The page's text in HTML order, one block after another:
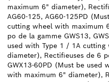
maximum 6" diameter),
AG60-125, AG60-125PD
cutting wheel with maximum
po de la gamme GWS13,
used with Type 1 / 1A
diameter), Rectifieuses de 6
GWX13-60PD (Must be used
with maximum 6" diameter),